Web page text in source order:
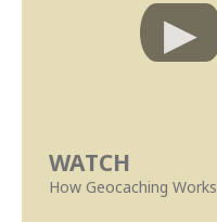
WATCH
How Geocaching Works